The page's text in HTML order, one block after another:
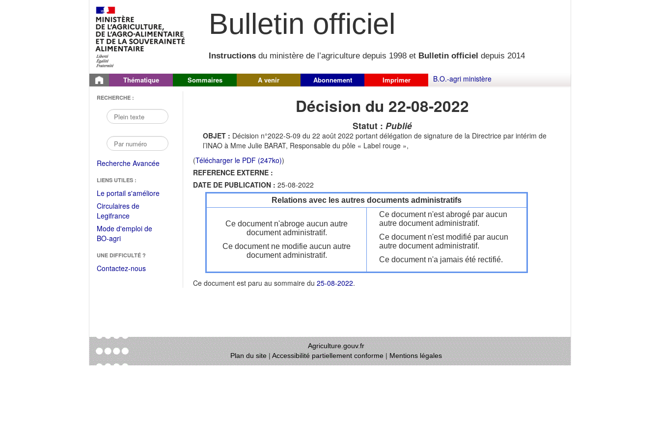
Bulletin officiel
Instructions du ministère de l’agriculture depuis 1998 et Bulletin officiel depuis 2014
Thématique Sommaires A venir Abonnement Imprimer B.O.-agri ministère
RECHERCHE :
Recherche Avancée
LIENS UTILES :
Le portail s'améliore(Fichier
Circulaires de
Legifrance(Ouvrir
dans
une
fenêtre)
Mode d'emploi de
BO-agri(Ouvrir
une
nouvelle
UNE DIFFICULTÉ ?
Contactez-nous
Décision du 22-08-2022
Statut : Publié
OBJET : Décision n°2022-S-09 du 22 août 2022 portant délégation de signature de la Directrice par intérim de
l’INAO à Mme Julie BARAT, Responsable du pôle « Label rouge »,
(Télécharger le PDF (247ko))
REFERENCE EXTERNE :
DATE DE PUBLICATION : 25-08-2022
Relations avec les autres documents administratifs
Ce document n'abroge aucun autre
document administratif.
Ce document ne modifie aucun autre
document administratif.
Ce document n'est abrogé par aucun
autre document administratif.
Ce document n'est modifié par aucun
autre document administratif.
Ce document n'a jamais été rectifié.
Ce document est paru au sommaire du 25-08-2022.
Agriculture.gouv.fr
Plan du site|Accessibilité partiellement conforme|Mentions légales